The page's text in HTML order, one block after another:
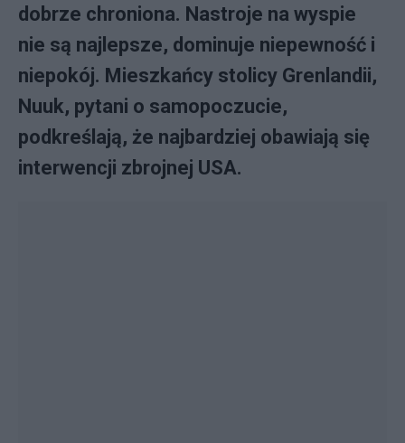
dobrze chroniona. Nastroje na wyspie
nie są najlepsze, dominuje niepewność i
niepokój. Mieszkańcy stolicy Grenlandii,
Nuuk, pytani o samopoczucie,
podkreślają, że najbardziej obawiają się
interwencji zbrojnej USA.